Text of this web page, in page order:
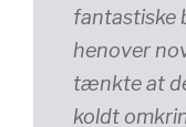
fantastiske
henover
tænkte at
koldt